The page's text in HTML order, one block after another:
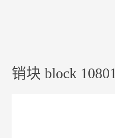
销块 block 10801